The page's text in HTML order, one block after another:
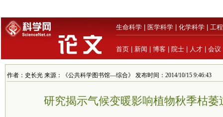
生命科学 医学科学 化学科学 工
首页 新闻 博客 院士 人才 会议
作者：史长光 来源：《公共科学图书馆—综合》 发布时间：2014/10/15 9:46:43
研究揭示气候变暖影响植物秋季枯萎